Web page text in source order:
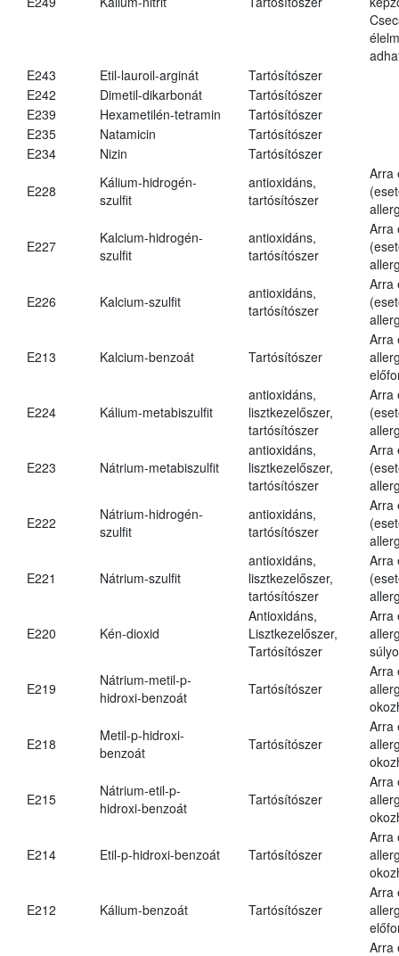
E243
Etil-lauroil-arginát
Tartósítószer
E242
Dimetil-dikarbonát
Tartósítószer
E239
Hexametilén-tetramin
Tartósítószer
E235
Natamicin
Tartósítószer
E234
Nizin Tartósítószer
E228
Kálium-hidrogén-
szulfit
antioxidáns,
tartósítószer
Arra
E227
Kalcium-hidrogén-
szulfit
antioxidáns,
tartósítószer
Arra
E226 Kalcium-szulfit
antioxidáns,
tartósítószer
Arra
E213 Kalcium-benzoát Tartósítószer
Arra
E224 Kálium-metabiszulfit
antioxidáns,
lisztkezelőszer,
tartósítószer
Arra
E223 Nátrium-metabiszulfit
antioxidáns,
lisztkezelőszer,
tartósítószer
Arra
E222
Nátrium-hidrogén-
szulfit
antioxidáns,
tartósítószer
Arra
E221 Nátrium-szulfit
antioxidáns,
lisztkezelőszer,
tartósítószer
Arra
E220 Kén-dioxid
Antioxidáns,
Lisztkezelőszer,
Tartósítószer
Arra
E219
Nátrium-metil-p-
hidroxi-benzoát
Tartósítószer
Arra
E218
Metil-p-hidroxi-
benzoát
Tartósítószer
Arra
E215
Nátrium-etil-p-
hidroxi-benzoát
Tartósítószer
Arra
E214 Etil-p-hidroxi-benzoát Tartósítószer
Arra
E212 Kálium-benzoát Tartósítószer
Arra
Arra